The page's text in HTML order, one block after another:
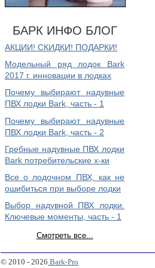
БАРК ИНФО БЛОГ
АКЦИИ! СКИДКИ! ПОДАРКИ!
Модельный ряд лодок Bark
2017 г. инновации в лодках
Почему выбирают надувные
ПВХ лодки Bark, часть - 1
Почему выбирают надувные
ПВХ лодки Bark, часть - 2
Гребные надувные ПВХ лодки
Bark потребительские х-ки
Все о лодочном ПВХ, как не
ошибиться при выборе лодки
Выбор надувной ПВХ лодки.
Ключевые моменты, часть - 1
Смотреть все...
© 2010 - 2026 Bark-Pro